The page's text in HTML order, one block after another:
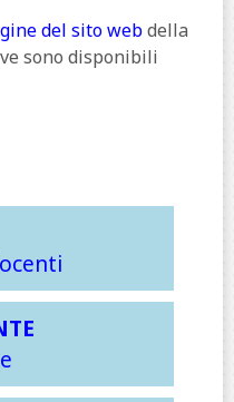
del sito webdella
sono disponibili